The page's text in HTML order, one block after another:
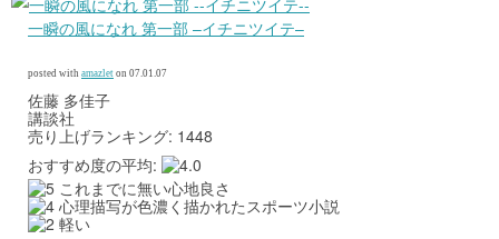
一瞬の風になれ 第一部 –イチニツイテ–
posted with amazlet on 07.01.07
佐藤 多佳子
講談社
売り上げランキング: 1448
おすすめ度の平均:
これまでに無い心地良さ
心理描写が色濃く描かれたスポーツ小説
軽い